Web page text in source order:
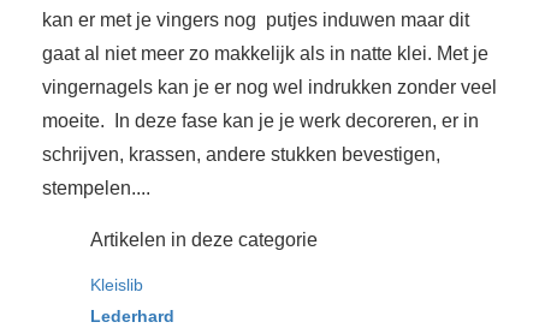
kan er met je vingers nog putjes induwen maar dit
gaat al niet meer zo makkelijk als in natte klei. Met je
vingernagels kan je er nog wel indrukken zonder veel
moeite. In deze fase kan je je werk decoreren, er in
schrijven, krassen, andere stukken bevestigen,
stempelen....
Artikelen in deze categorie
Kleislib
Lederhard